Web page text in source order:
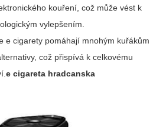
kouření, což může vést k
vylepšením.
e cigarety pomáhají mnohým kuřákům
což přispívá k celkovému
e cigareta hradcanska